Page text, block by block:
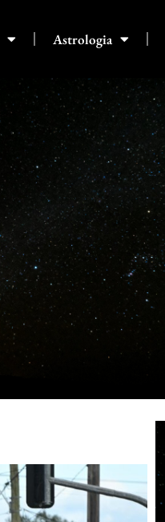
Astrologia